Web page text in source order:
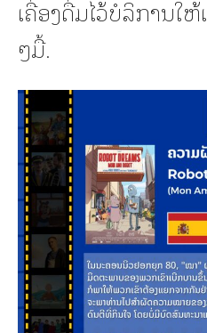
ເຄື່ອງດື່ມໄວ້ບໍລິການໃ
ໆມື້.